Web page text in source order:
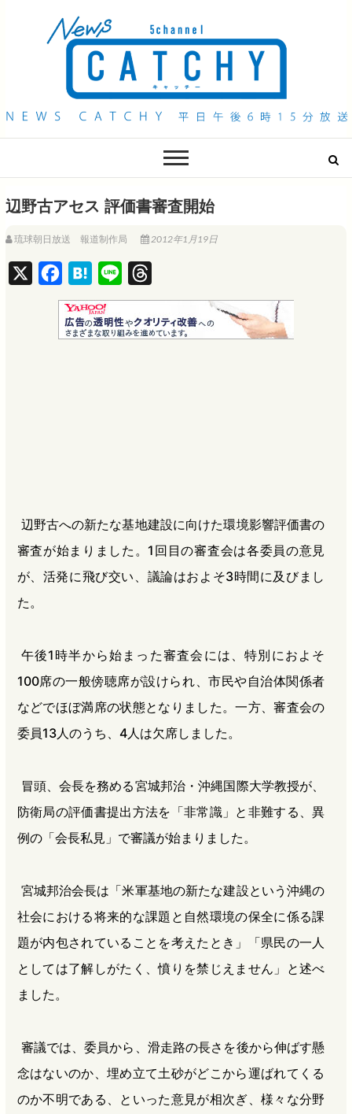
QAB NEWS Headline
辺野古アセス 評価書審査開始
琉球朝日放送 報道制作局 2012年1月19日
a
c
e
H
a
t
e
i
n
e
h
r
e
辺野古への新たな基地建設に向けた環境影響評価書の
審査が始まりました。1回目の審査会は各委員の意見
が、活発に飛び交い、議論はおよそ3時間に及びまし
た。
午後1時半から始まった審査会には、特別におよそ
100席の一般傍聴席が設けられ、市民や自治体関係者
などでほぼ満席の状態となりました。一方、審査会の
委員13人のうち、4人は欠席しました。
冒頭、会長を務める宮城邦治・沖縄国際大学教授が、
防衛局の評価書提出方法を「非常識」と非難する、異
例の「会長私見」で審議が始まりました。
宮城邦治会長は「米軍基地の新たな建設という沖縄の
社会における将来的な課題と自然環境の保全に係る課
題が内包されていることを考えたとき」「県民の一人
としては了解しがたく、憤りを禁じえません」と述べ
ました。
審議では、委員から、滑走路の長さを後から伸ばす懸
念はないのか、埋め立て土砂がどこから運ばれてくる
のか不明である、といった意見が相次ぎ、様々な分野